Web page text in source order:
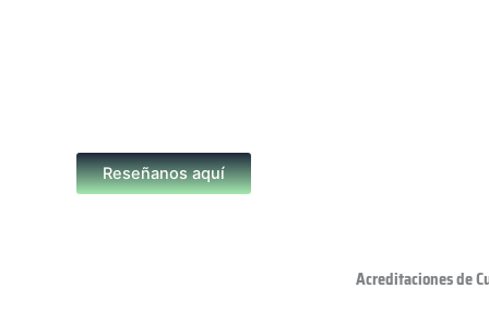
Reseñanos aquí
Acreditaciones de